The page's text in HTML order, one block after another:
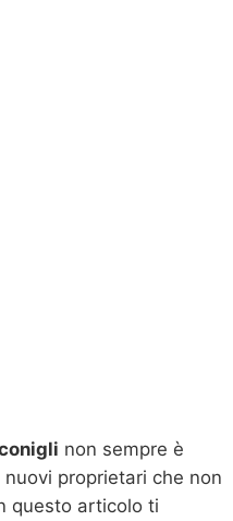
non sempre è
proprietari che non
questo articolo ti